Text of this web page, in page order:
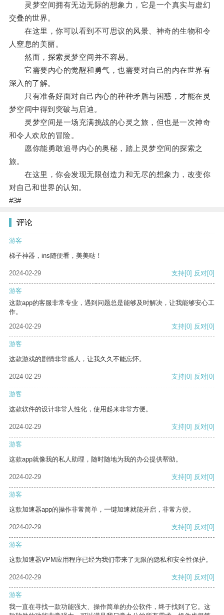
灵梦空间拥有无边无际的想象力，它是一个真实与虚幻
交叠的世界。
在这里，你可以看到不可思议的风景、神奇的生物和令
人窒息的美丽。
然而，探索灵梦空间并不容易。
它需要内心的觉醒和勇气，也需要对自己的内在世界有
深入的了解。
只有准备好面对自己内心的种种矛盾与困惑，才能在灵
梦空间中得到突破与启迪。
灵梦空间是一场充满挑战的心灵之旅，但也是一次神奇
和令人欢欣的冒险。
愿你能勇敢追寻内心的奥秘，踏上灵梦空间的探索之
旅。
在这里，你会发现无限创造力和无尽的想象力，改变你
对自己和世界的认知。
#3#
评论
游客
梯子神器，ins随便看，美美哒！
2024-02-29 支持[0] 反对[0]
游客
这款app的客服非常专业，遇到问题总是能够及时解决，让我能够安心工
作。
2024-02-29
支持[0] 反对[0]
游客
这款游戏的剧情非常感人，让我久久不能忘怀。
2024-02-29 支持[0] 反对[0]
游客
这款软件的设计非常人性化，使用起来非常方便。
2024-02-29 支持[0] 反对[0]
游客
这款app就像我的私人助理，随时随地为我的办公提供帮助。
2024-02-29 支持[0] 反对[0]
游客
这款加速器app的操作非常简单，一键加速就能开启，非常方便。
2024-02-29 支持[0] 反对[0]
游客
这款加速器VPM应用程序已经为我们带来了无限的隐私和安全性保护。
2024-02-29 支持[0] 反对[0]
游客
我一直在寻找一款功能强大、操作简单的办公软件，终于找到了它。这